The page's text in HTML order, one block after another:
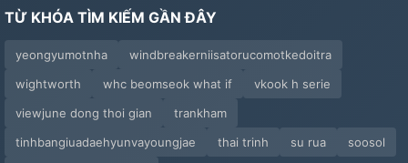
TỪ KHÓA TÌM KIẾM GẦN ĐÂY
yeongyumotnha
windbreakerniisatorucomotkedoitra
wightworth
whc beomseok what if
vkook h serie
viewjune dong thoi gian
trankham
tinhbangiuadaehyunvayoungjae
thai trinh su rua
soosol